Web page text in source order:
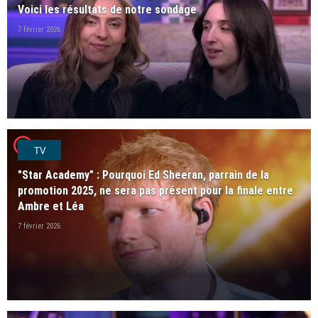
Voici les résultats de notre sondage
7 février 2026
player2TV
"Star Academy" : Pourquoi Ed Sheeran, parrain de la
promotion 2025, ne sera pas présent pour la finale entre
Ambre et Léa
7 février 2026